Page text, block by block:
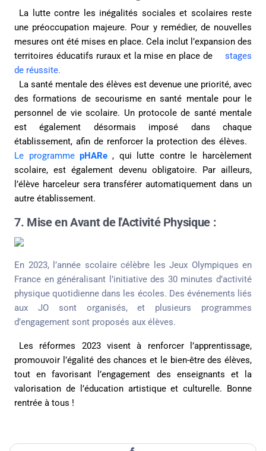
La lutte contre les inégalités sociales et scolaires reste
une préoccupation majeure. Pour y remédier, de nouvelles
mesures ont été mises en place. Cela inclut l’expansion des
territoires éducatifs ruraux et la mise en place de
stages
de réussite.
La santé mentale des élèves est devenue une priorité, avec
des formations de secourisme en santé mentale pour le
personnel de vie scolaire. Un protocole de santé mentale
est également désormais imposé dans chaque
établissement, afin de renforcer la protection des élèves.
Le programmepHARe , qui lutte contre le harcèlement
scolaire, est également devenu obligatoire. Par ailleurs,
l’élève harceleur sera transférer automatiquement dans un
autre établissement.
7. Mise en Avant de l'Activité Physique :
En 2023, l’année scolaire célèbre les Jeux Olympiques en
France en généralisant l’initiative des 30 minutes d’activité
physique quotidienne dans les écoles. Des événements liés
aux JO sont organisés, et plusieurs programmes
d’engagement sont proposés aux élèves.
Les réformes 2023 visent à renforcer l’apprentissage,
promouvoir l’égalité des chances et le bien-être des élèves,
tout en favorisant l’engagement des enseignants et la
valorisation de l’éducation artistique et culturelle. Bonne
rentrée à tous !